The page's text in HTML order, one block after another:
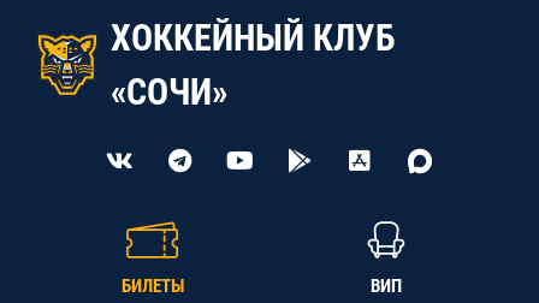
ХОККЕЙНЫЙ КЛУБ
«СОЧИ»
БИЛЕТЫ ВИП